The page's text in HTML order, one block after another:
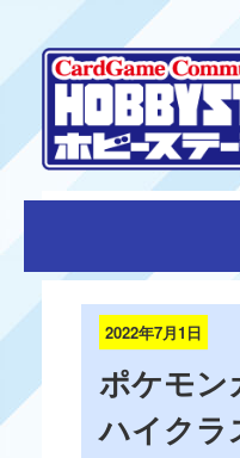
2022年7月1日
ポケモン
ハイクラ